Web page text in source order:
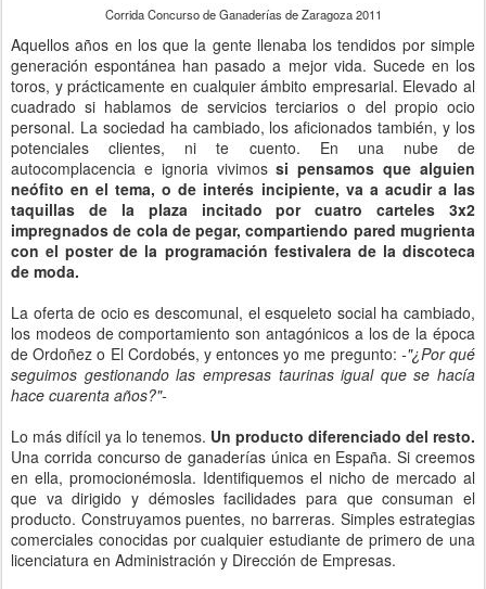
Corrida Concurso de Ganaderías de Zaragoza 2011
Aquellos años en los que la gente llenaba los tendidos por simple
generación espontánea han pasado a mejor vida. Sucede en los
toros, y prácticamente en cualquier ámbito empresarial. Elevado al
cuadrado si hablamos de servicios terciarios o del propio ocio
personal. La sociedad ha cambiado, los aficionados también, y los
potenciales clientes, ni te cuento. En una nube de
autocomplacencia e ignoria vivimossi pensamos que alguien
neófito en el tema, o de interés incipiente, va a acudir a las
taquillas de la plaza incitado por cuatro carteles 3x2
impregnados de cola de pegar, compartiendo pared mugrienta
con el poster de la programación festivalera de la discoteca
de moda.
La oferta de ocio es descomunal, el esqueleto social ha cambiado,
los modeos de comportamiento son antagónicos a los de la época
de Ordoñez o El Cordobés, y entonces yo me pregunto: -"¿Por qué
seguimos gestionando las empresas taurinas igual que se hacía
hace cuarenta años?"-
Lo más difícil ya lo tenemos. Un producto diferenciado del resto.
Una corrida concurso de ganaderías única en España. Si creemos
en ella, promocionémosla. Identifiquemos el nicho de mercado al
que va dirigido y démosles facilidades para que consuman el
producto. Construyamos puentes, no barreras. Simples estrategias
comerciales conocidas por cualquier estudiante de primero de una
licenciatura en Administración y Dirección de Empresas.